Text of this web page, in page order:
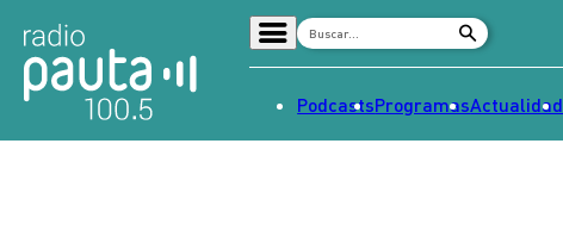
PodcastsProgramasActualidad